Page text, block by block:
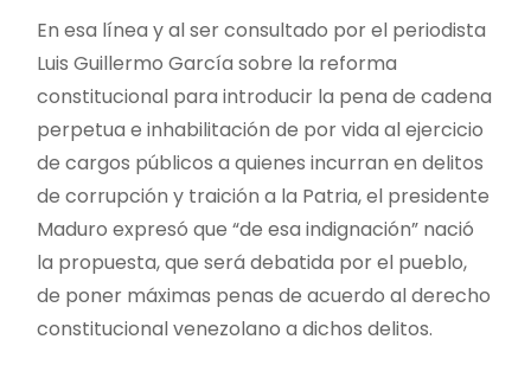
En esa línea y al ser consultado por el periodista
Luis Guillermo García sobre la reforma
constitucional para introducir la pena de cadena
perpetua e inhabilitación de por vida al ejercicio
de cargos públicos a quienes incurran en delitos
de corrupción y traición a la Patria, el presidente
Maduro expresó que “de esa indignación” nació
la propuesta, que será debatida por el pueblo,
de poner máximas penas de acuerdo al derecho
constitucional venezolano a dichos delitos.